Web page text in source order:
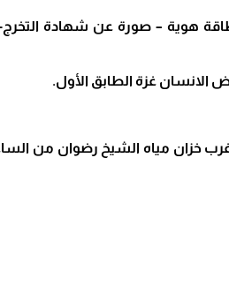
هوية – صورة عن شهادة
الانسان غزة الطابق الأول.
خزان مياه الشيخ رضوان من